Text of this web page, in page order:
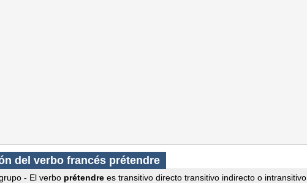
del verbo francés prétendre
- El verbo prétendre es transitivo directo transitivo indirecto o intransitivo